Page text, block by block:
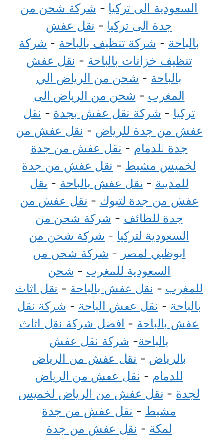
السعودية الى تركيا - شركة شحن من
جدة الى تركيا - نقل عفش
بالباحة - شركة تنظيف بالباحة - شركة
تنظيف خزانات بالباحة - نقل عفش
بالباحة - شحن من الرياض الي
المغرب - شحن من الرياض الى
تركيا - شركة نقل عفش بجدة - نقل
عفش من جدة للرياض - نقل عفش من
جدة للدمام - نقل عفش من جدة
لخميس مشيط - نقل عفش من جدة
للمدينة - نقل عفش بالباحة - نقل
عفش من جدة لتبوك - نقل عفش من
جدة للطائف - شركة شحن من
السعودية لتركيا - شركة شحن من
ابوظبي لمصر - شركة شحن من
السعودية للمغرب - شحن
للمغرب - نقل عفش بالباحة - نقل اثاث
بالباحة - نقل عفش الباحة - شركة نقل
عفش بالباحة - افضل شركة نقل اثاث
بالباحة- شركة نقل عفش
بالرياض - نقل عفش من الرياض
للدمام - نقل عفش من الرياض
لجدة - نقل عفش من الرياض لخميس
مشيط - نقل عفش من جدة
لمكة - نقل عفش من جدة